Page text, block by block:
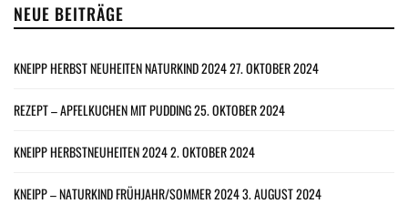
NEUE BEITRÄGE
KNEIPP HERBST NEUHEITEN NATURKIND 202427. OKTOBER 2024
REZEPT – APFELKUCHEN MIT PUDDING25. OKTOBER 2024
KNEIPP HERBSTNEUHEITEN 20242. OKTOBER 2024
KNEIPP – NATURKIND FRÜHJAHR/SOMMER 20243. AUGUST 2024